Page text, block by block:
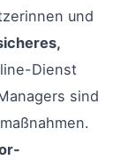
und
Dienst
sind